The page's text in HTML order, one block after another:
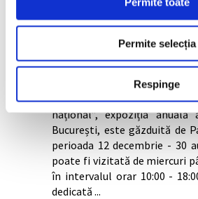
Permite selecția
Respinge
Între realismul
comunismul național,
Palatul Suțu
„Între realismul socialist și
național”, expoziția anuală
București, este găzduită de
perioada 12 decembrie - 30
poate fi vizitată de miercuri
în intervalul orar 10:00 -
dedicată